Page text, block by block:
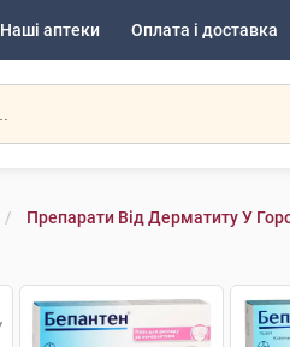
Наші аптеки Оплата і доставка
Препарати Від Дерматиту У